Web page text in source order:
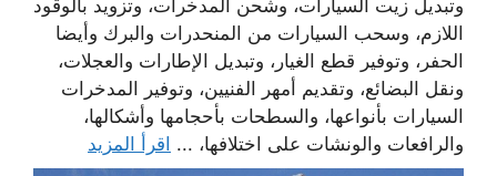
وتبديل زيت السيارات، وشحن المدخرات، وتزويد بالوقود
اللازم، وسحب السيارات من المنحدرات والبرك وأيضا
الحفر، وتوفير قطع الغيار، وتبديل الإطارات والعجلات،
ونقل البضائع، وتقديم أمهر الفنيين، وتوفير المدخرات
السيارات بأنواعها، والسطحات بأحجامها وأشكالها،
والرافعات والونشات على اختلافها، ... اقرأ المزيد